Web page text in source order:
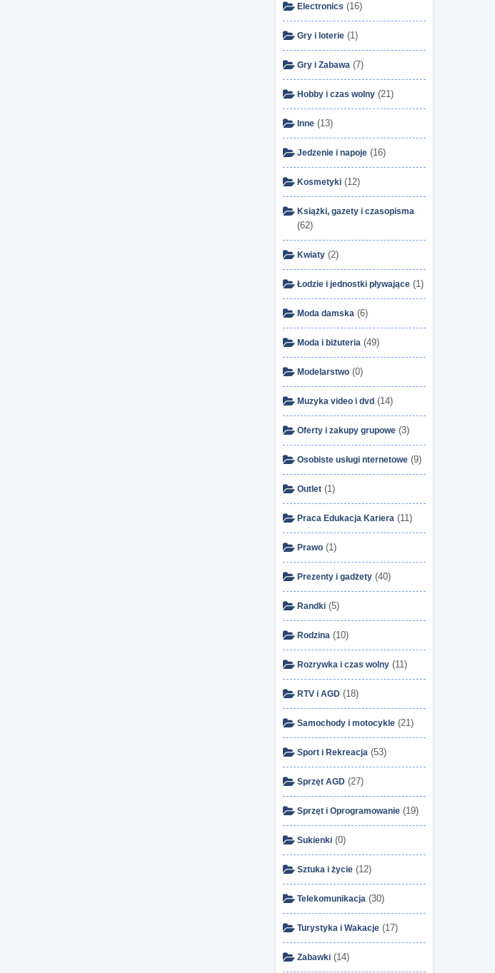
Electronics (16)
Gry i loterie (1)
Gry i Zabawa (7)
Hobby i czas wolny (21)
Inne (13)
Jedzenie i napoje (16)
Kosmetyki (12)
Książki, gazety i czasopisma
(62)
Kwiaty (2)
Łodzie i jednostki pływające (1)
Moda damska (6)
Moda i biżuteria (49)
Modelarstwo (0)
Muzyka video i dvd (14)
Oferty i zakupy grupowe (3)
Osobiste usługi nternetowe (9)
Outlet (1)
Praca Edukacja Kariera (11)
Prawo (1)
Prezenty i gadżety (40)
Randki (5)
Rodzina (10)
Rozrywka i czas wolny (11)
RTV i AGD (18)
Samochody i motocykle (21)
Sport i Rekreacja (53)
Sprzęt AGD (27)
Sprzęt i Oprogramowanie (19)
Sukienki (0)
Sztuka i życie (12)
Telekomunikacja (30)
Turystyka i Wakacje (17)
Zabawki (14)